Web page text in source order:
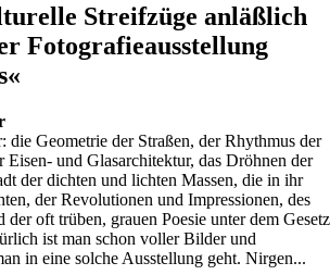
Streifzüge anläßlich
Fotografieausstellung
die Geometrie der Straßen, der Rhythmus der
Eisen- und Glasarchitektur, das Dröhnen der
der dichten und lichten Massen, die in ihr
der Revolutionen und Impressionen, des
der oft trüben, grauen Poesie unter dem Gesetz
ist man schon voller Bilder und
in eine solche Ausstellung geht. Nirgen...